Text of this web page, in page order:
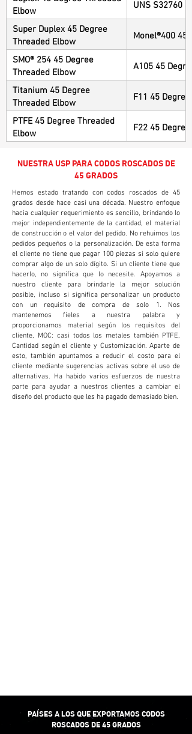
Elbow
UNS S32760
Super Duplex 45 Degree
Threaded Elbow
Monel®400 45
SMO® 254 45 Degree
Threaded Elbow
A105 45
Titanium 45 Degree
Threaded Elbow
F11 45 Degree
PTFE 45 Degree Threaded
Elbow
F22 45 Degree
NUESTRA USP PARA CODOS ROSCADOS DE
45 GRADOS
Hemos estado tratando con codos roscados de 45
grados desde hace casi una década. Nuestro enfoque
hacia cualquier requerimiento es sencillo, brindando lo
mejor independientemente de la cantidad, el material
de construcción o el valor del pedido. No rehuimos los
pedidos pequeños o la personalización. De esta forma
el cliente no tiene que pagar 100 piezas si solo quiere
comprar algo de un solo dígito. Si un cliente tiene que
hacerlo, no significa que lo necesite. Apoyamos a
nuestro cliente para brindarle la mejor solución
posible, incluso si significa personalizar un producto
con un requisito de compra de solo 1. Nos
mantenemos fieles a nuestra palabra y
proporcionamos material según los requisitos del
cliente, MOC: casi todos los metales también PTFE,
Cantidad según el cliente y Customización. Aparte de
esto, también apuntamos a reducir el costo para el
cliente mediante sugerencias activas sobre el uso de
alternativas. Ha habido varios esfuerzos de nuestra
parte para ayudar a nuestros clientes a cambiar el
diseño del producto que les ha pagado demasiado bien.
PAÍSES A LOS QUE EXPORTAMOS CODOS
ROSCADOS DE 45 GRADOS